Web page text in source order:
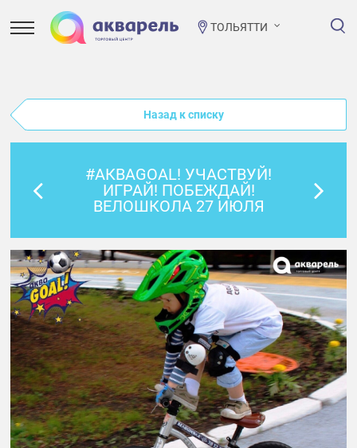
ТОЛЬЯТТИ
Назад к списку
#АКВАGOAL! УЧАСТВУЙ!
ИГРАЙ! ПОБЕЖДАЙ!
ВЕЛОШКОЛА 27 ИЮЛЯ